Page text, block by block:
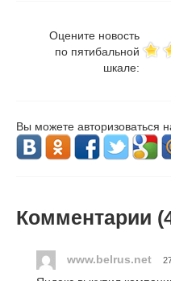
Оцените новость
по пятибальной
шкале:
Вы можете авторизоваться
Комментарии (
www.belrus.net